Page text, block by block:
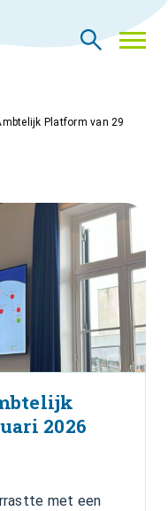
Platform van 29
2026
met een